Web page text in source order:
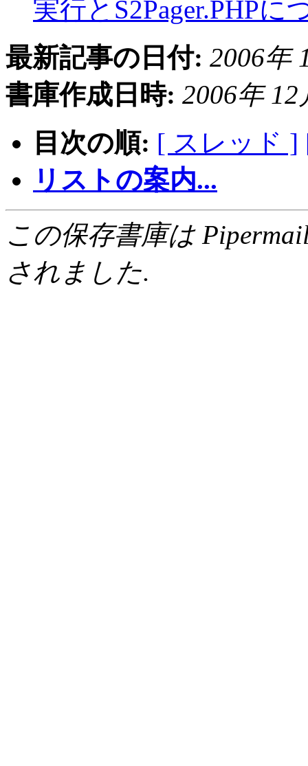
実行とS2Pager.PHPに
最新記事の日付: 2006年
書庫作成日時: 2006年 12
目次の順: [ スレッド ]
リストの案内...
この保存書庫は
されました.